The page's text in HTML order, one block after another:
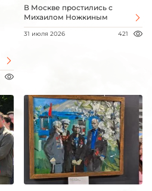
В Москве простились с
Михаилом Ножкиным
31 июля 2026 421